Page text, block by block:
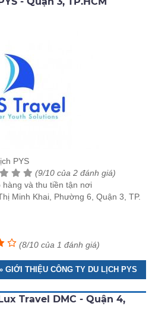
PYS
(9/10 của 2 đánh giá)
hàng và thu tiền tận nơi
Minh Khai, Phường 6, Quận 3, TP.
(8/10 của 1 đánh giá)
GIỚI THIỆU CÔNG TY DU LỊCH PYS
Travel DMC - Quận 4,